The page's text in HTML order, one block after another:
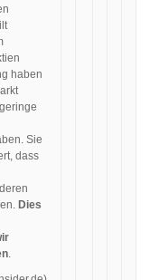
haben
Sie
dass
Dies
.